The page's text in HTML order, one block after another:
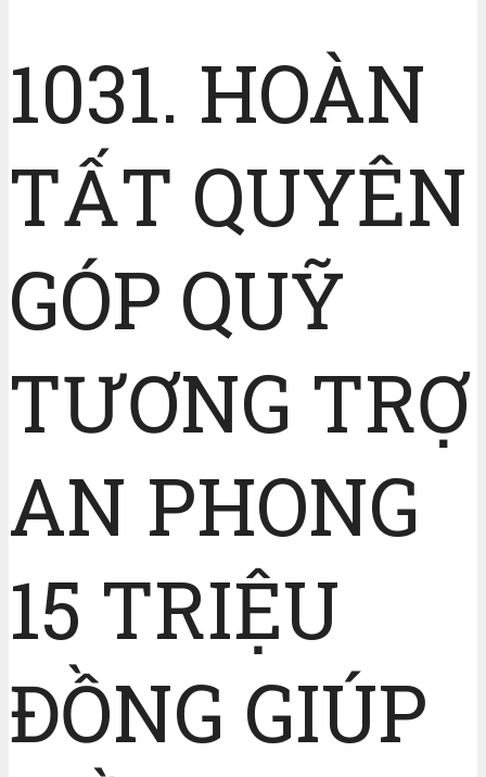
1031. HOÀN
TẤT QUYÊN
GÓP QUỸ
TƯƠNG TRỢ
AN PHONG
15 TRIỆU
ĐỒNG GIÚP